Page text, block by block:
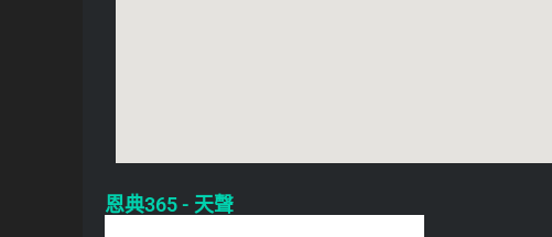
恩典365 - 天聲